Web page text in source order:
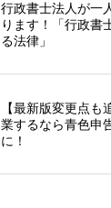
行政書士法人が一
ります！「行政書
る法律」
【最新版変更点も
業するなら青色申
に！